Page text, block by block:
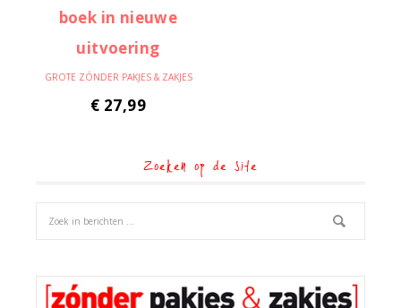
GROTE ZÓNDER PAKJES & ZAKJES
€ 27,99
Zoeken op de site